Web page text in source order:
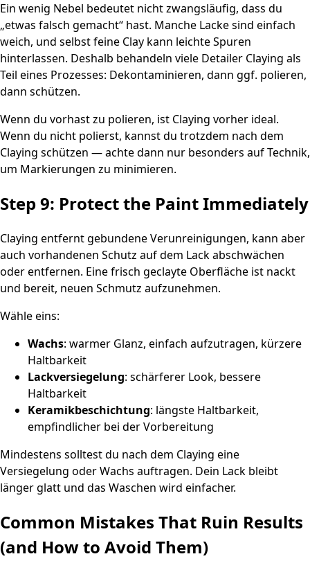
Ein wenig Nebel bedeutet nicht zwangsläufig, dass du
„etwas falsch gemacht“ hast. Manche Lacke sind einfach
weich, und selbst feine Clay kann leichte Spuren
hinterlassen. Deshalb behandeln viele Detailer Claying als
Teil eines Prozesses: Dekontaminieren, dann ggf. polieren,
dann schützen.
Wenn du vorhast zu polieren, ist Claying vorher ideal.
Wenn du nicht polierst, kannst du trotzdem nach dem
Claying schützen — achte dann nur besonders auf Technik,
um Markierungen zu minimieren.
Step 9: Protect the Paint Immediately
Claying entfernt gebundene Verunreinigungen, kann aber
auch vorhandenen Schutz auf dem Lack abschwächen
oder entfernen. Eine frisch geclayte Oberfläche ist nackt
und bereit, neuen Schmutz aufzunehmen.
Wähle eins:
Wachs: warmer Glanz, einfach aufzutragen, kürzere
Haltbarkeit
Lackversiegelung: schärferer Look, bessere
Haltbarkeit
Keramikbeschichtung: längste Haltbarkeit,
empfindlicher bei der Vorbereitung
Mindestens solltest du nach dem Claying eine
Versiegelung oder Wachs auftragen. Dein Lack bleibt
länger glatt und das Waschen wird einfacher.
Common Mistakes That Ruin Results
(and How to Avoid Them)